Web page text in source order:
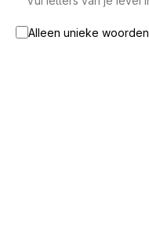
Alleen unieke woorden